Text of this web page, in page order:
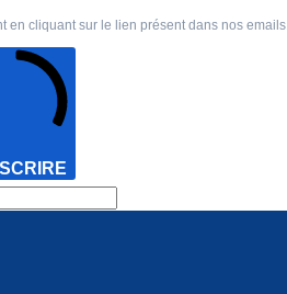
en cliquant sur le lien présent dans nos emails.